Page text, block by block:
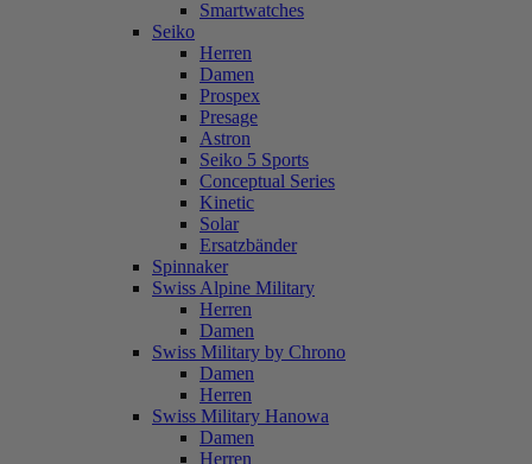
Smartwatches
Seiko
Herren
Damen
Prospex
Presage
Astron
Seiko 5 Sports
Conceptual Series
Kinetic
Solar
Ersatzbänder
Spinnaker
Swiss Alpine Military
Herren
Damen
Swiss Military by Chrono
Damen
Herren
Swiss Military Hanowa
Damen
Herren